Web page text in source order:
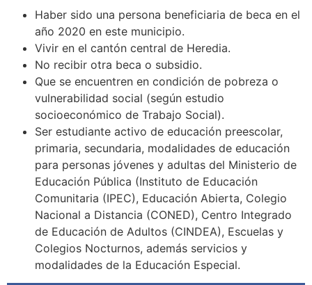
Haber sido una persona beneficiaria de beca en el
año 2020 en este municipio.
Vivir en el cantón central de Heredia.
No recibir otra beca o subsidio.
Que se encuentren en condición de pobreza o
vulnerabilidad social (según estudio
socioeconómico de Trabajo Social).
Ser estudiante activo de educación preescolar,
primaria, secundaria, modalidades de educación
para personas jóvenes y adultas del Ministerio de
Educación Pública (Instituto de Educación
Comunitaria (IPEC), Educación Abierta, Colegio
Nacional a Distancia (CONED), Centro Integrado
de Educación de Adultos (CINDEA), Escuelas y
Colegios Nocturnos, además servicios y
modalidades de la Educación Especial.